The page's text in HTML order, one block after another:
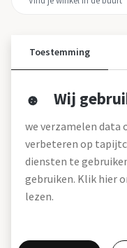
Over tapijtcentrum
Werken bij
Montageservice
Blog
Toestemming
Wij
we verzamelen data
verbeteren op
diensten te
gebruiken. Klik hier
lezen.